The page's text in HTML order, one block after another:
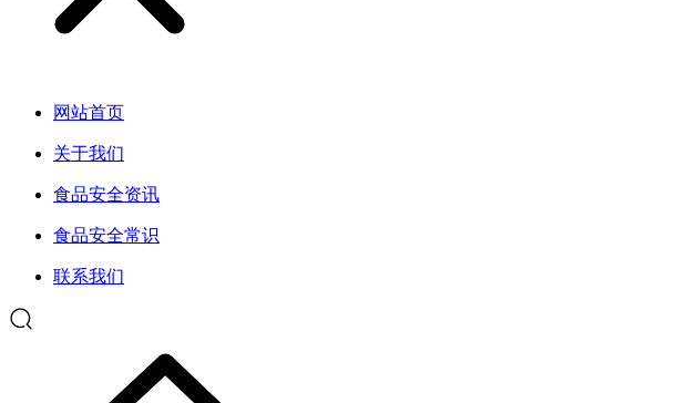
网站首页
关于我们
食品安全资讯
食品安全常识
联系我们